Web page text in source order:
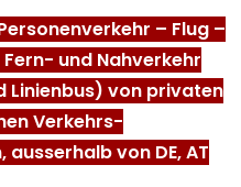
– Flug –
und Nahverkehr
Linienbus) von privaten
Verkehrs-
ausserhalb von DE, AT